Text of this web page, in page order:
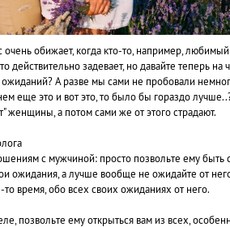
обижает, когда кто-то, например, любимый
действительно задевает, но давайте теперь на
ожиданий?А разве мы сами не пробовали
еще это и вот это, то было бы гораздо
женщины, а потом сами же от этого страдают.
с мужчиной: просто позвольте ему быть
ожидания, а лучше вообще не ожидайте от
то время, обо всех своих ожиданиях от него.
позвольте ему открыться вам из всех,